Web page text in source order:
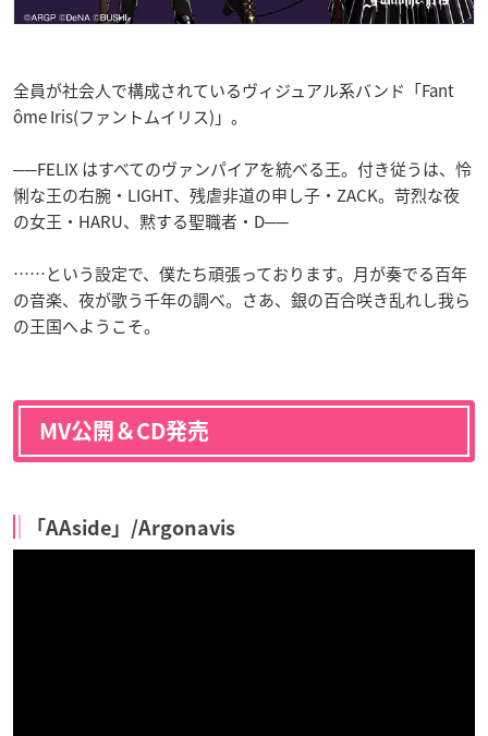
全員が社会人で構成されているヴィジュアル系バンド「Fant
ôme Iris(ファントムイリス)」。
──FELIX はすべてのヴァンパイアを統べる王。付き従うは、怜
悧な王の右腕・LIGHT、残虐非道の申し子・ZACK。苛烈な夜
の女王・HARU、黙する聖職者・D──
……という設定で、僕たち頑張っております。月が奏でる百年
の音楽、夜が歌う千年の調べ。さあ、銀の百合咲き乱れし我ら
の王国へようこそ。
MV公開＆CD発売
「AAside」/Argonavis